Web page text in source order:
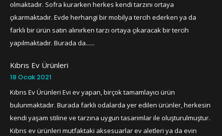
olmaktadır. Sofra kurarken herkes kendi tarzını ortaya
çıkarmaktadır. Evde herhangi bir mobilya tercih ederken ya da
farklı bir ürün satın alınırken tarzı ortaya çıkaracak bir tercih
yapılmaktadır. Burada da......
Kıbrıs Ev Ürünleri
18 Ocak 2021
Kıbrıs Ev Ürünleri Evi ev yapan, birçok tamamlayıcı ürün
bulunmaktadır. Burada farklı odalarda yer edilen ürünler, herkesin
kendi yaşam stiline ve tarzına uygun tasarımlar ile oluşturulmuştur.
Kıbrıs ev ürünleri mutfaktaki aksesuarlar ev aletleri ya da evin